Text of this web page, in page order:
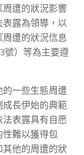
周遭的狀況影響
露為領導，以
周遭的狀況信息
號）等為主要遵
一些生態周遭
成長伊始的典範
表露具有自愿
性難以獲得包
他的周遭的狀